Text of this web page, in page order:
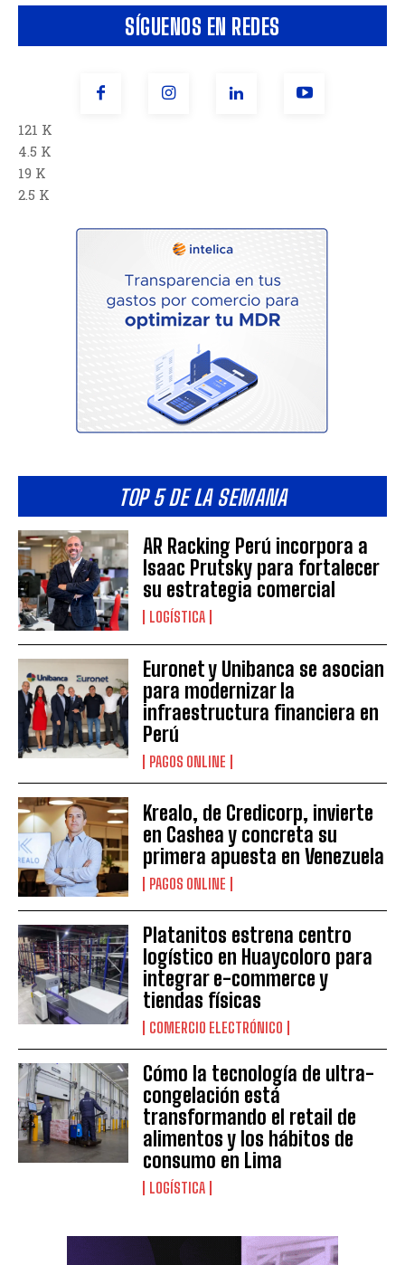
SÍGUENOS EN REDES
121 K
4.5 K
19 K
2.5 K
TOP 5 DE LA SEMANA
AR Racking Perú incorpora a
Isaac Prutsky para fortalecer
su estrategia comercial
LOGÍSTICA
Euronet y Unibanca se asocian
para modernizar la
infraestructura financiera en
Perú
PAGOS ONLINE
Krealo, de Credicorp, invierte
en Cashea y concreta su
primera apuesta en Venezuela
PAGOS ONLINE
Platanitos estrena centro
logístico en Huaycoloro para
integrar e-commerce y
tiendas físicas
COMERCIO ELECTRÓNICO
Cómo la tecnología de ultra-
congelación está
transformando el retail de
alimentos y los hábitos de
consumo en Lima
LOGÍSTICA